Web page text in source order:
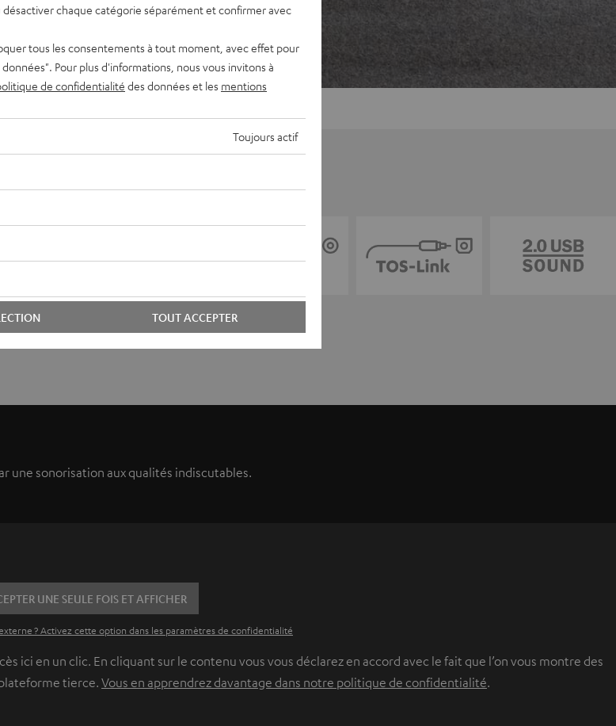
une sonorisation aux qualités indiscutables.
UNE SEULE FOIS ET AFFICHER
? Activez cette option dans les paramètres de confidentialité
ici en un clic. En cliquant sur le contenu vous vous déclarez en accord avec le fait que l’on vous montre des
tierce. Vous en apprendrez davantage dans notre politique de confidentialité.
désactiver chaque catégorie séparément et confirmer avec
tous les consentements à tout moment, avec effet pour
données". Pour plus d'informations, nous vous invitons à
de confidentialité des données et les mentions
Toujours actif
TOUT ACCEPTER